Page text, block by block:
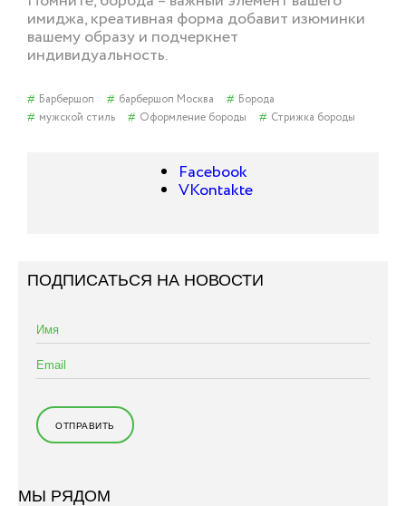
имиджа, креативная форма добавит изюминки
вашему образу и подчеркнет
индивидуальность.
Барбершоп барбершоп Москва
Борода
мужской стиль
Оформление бороды Стрижка бороды
Facebook
VKontakte
ПОДПИСАТЬСЯ НА НОВОСТИ
МЫ РЯДОМ